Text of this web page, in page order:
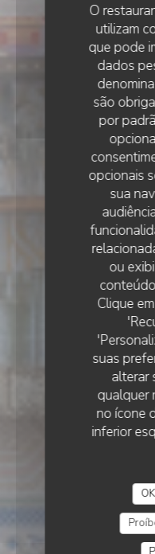
O
utilizam
que pode
dados
são
por
opcionais
sua
ou
Clique
suas
alterar
qualquer
no ícone
inferior
Le